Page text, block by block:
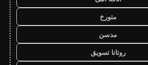
متورخ
مدسن
روتانا تسويق